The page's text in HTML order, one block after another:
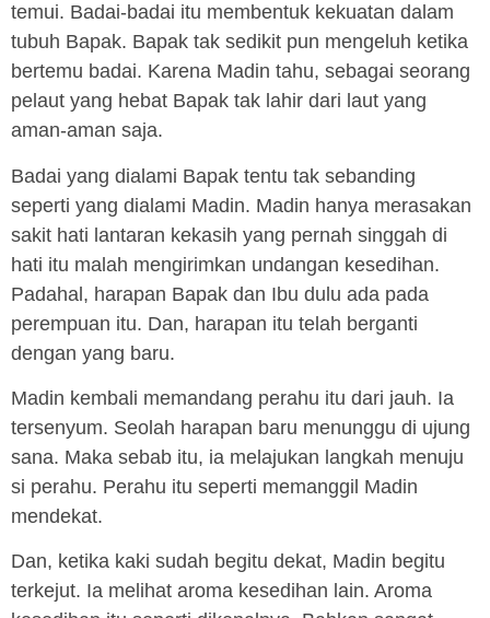
temui. Badai-badai itu membentuk kekuatan dalam
tubuh Bapak. Bapak tak sedikit pun mengeluh ketika
bertemu badai. Karena Madin tahu, sebagai seorang
pelaut yang hebat Bapak tak lahir dari laut yang
aman-aman saja.
Badai yang dialami Bapak tentu tak sebanding
seperti yang dialami Madin. Madin hanya merasakan
sakit hati lantaran kekasih yang pernah singgah di
hati itu malah mengirimkan undangan kesedihan.
Padahal, harapan Bapak dan Ibu dulu ada pada
perempuan itu. Dan, harapan itu telah berganti
dengan yang baru.
Madin kembali memandang perahu itu dari jauh. Ia
tersenyum. Seolah harapan baru menunggu di ujung
sana. Maka sebab itu, ia melajukan langkah menuju
si perahu. Perahu itu seperti memanggil Madin
mendekat.
Dan, ketika kaki sudah begitu dekat, Madin begitu
terkejut. Ia melihat aroma kesedihan lain. Aroma